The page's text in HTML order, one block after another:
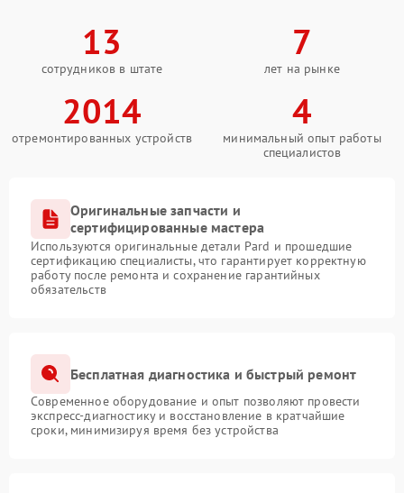
13
сотрудников в штате
7
лет на рынке
2014
отремонтированных устройств
4
минимальный опыт работы
специалистов
Оригинальные запчасти и
сертифицированные мастера
Используются оригинальные детали Pard и прошедшие
сертификацию специалисты, что гарантирует корректную
работу после ремонта и сохранение гарантийных
обязательств
Бесплатная диагностика и быстрый ремонт
Современное оборудование и опыт позволяют провести
экспресс-диагностику и восстановление в кратчайшие
сроки, минимизируя время без устройства